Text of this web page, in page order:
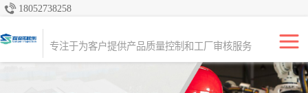
18052738258
提供质量控制、检验和咨询解决方案。
专注于为客户提供产品质量控制和工厂审核服务